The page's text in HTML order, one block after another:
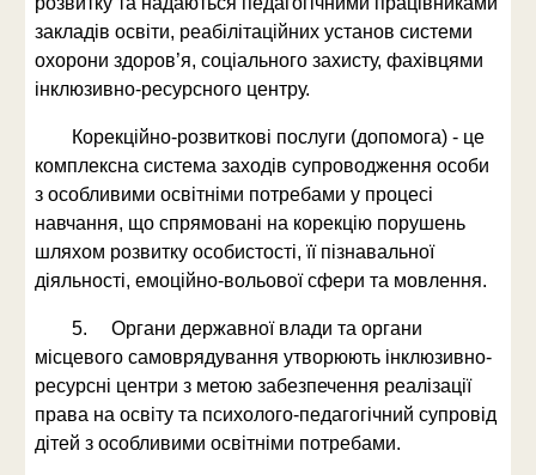
закладів освіти, реабілітаційних установ системи
охорони здоров’я, соціального захисту, фахівцями
інклюзивно-ресурсного центру.
Корекційно-розвиткові послуги (допомога) - це
комплексна система заходів супроводження особи
з особливими освітніми потребами у процесі
навчання, що спрямовані на корекцію порушень
шляхом розвитку особистості, її пізнавальної
діяльності, емоційно-вольової сфери та мовлення.
5. Органи державної влади та органи
місцевого самоврядування утворюють інклюзивно-
ресурсні центри з метою забезпечення реалізації
права на освіту та психолого-педагогічний супровід
дітей з особливими освітніми потребами.